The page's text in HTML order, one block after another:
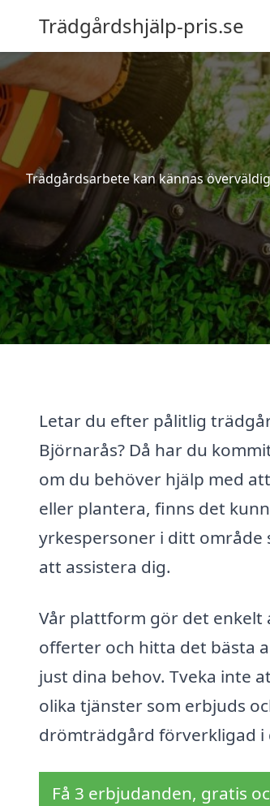
Trädgårdshjälp-pris.se
Trädgårdsarbete kan kännas
Letar du efter pålitlig
Björnarås? Då har du
om du behöver hjälp med
eller plantera, finns det
yrkespersoner i ditt område
att assistera dig.
Vår plattform gör det enkelt
offerter och hitta det bästa
just dina behov. Tveka inte
olika tjänster som erbjuds
drömträdgård förverkligad i
Få 3 erbjudanden, gratis